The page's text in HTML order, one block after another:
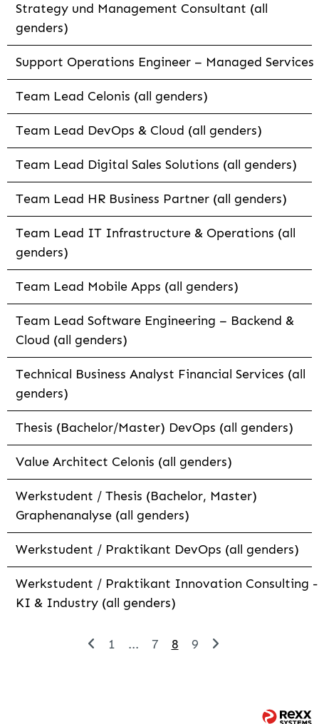
Strategy und Management Consultant (all
genders)
Support Operations Engineer – Managed Services
Team Lead Celonis (all genders)
Team Lead DevOps & Cloud (all genders)
Team Lead Digital Sales Solutions (all genders)
Team Lead HR Business Partner (all genders)
Team Lead IT Infrastructure & Operations (all
genders)
Team Lead Mobile Apps (all genders)
Team Lead Software Engineering – Backend &
Cloud (all genders)
Technical Business Analyst Financial Services (all
genders)
Thesis (Bachelor/Master) DevOps (all genders)
Value Architect Celonis (all genders)
Werkstudent / Thesis (Bachelor, Master)
Graphenanalyse (all genders)
Werkstudent / Praktikant DevOps (all genders)
Werkstudent / Praktikant Innovation Consulting -
KI & Industry (all genders)
1 ... 7 8 9